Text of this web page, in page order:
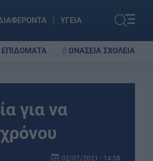
ΥΓΕΙΑ
ΕΠΙΔΟΜΑΤΑ ΩΝΑΣΕΙΑ ΣΧΟΛΕΙΑ
για να
02/07/2021 - 14:58